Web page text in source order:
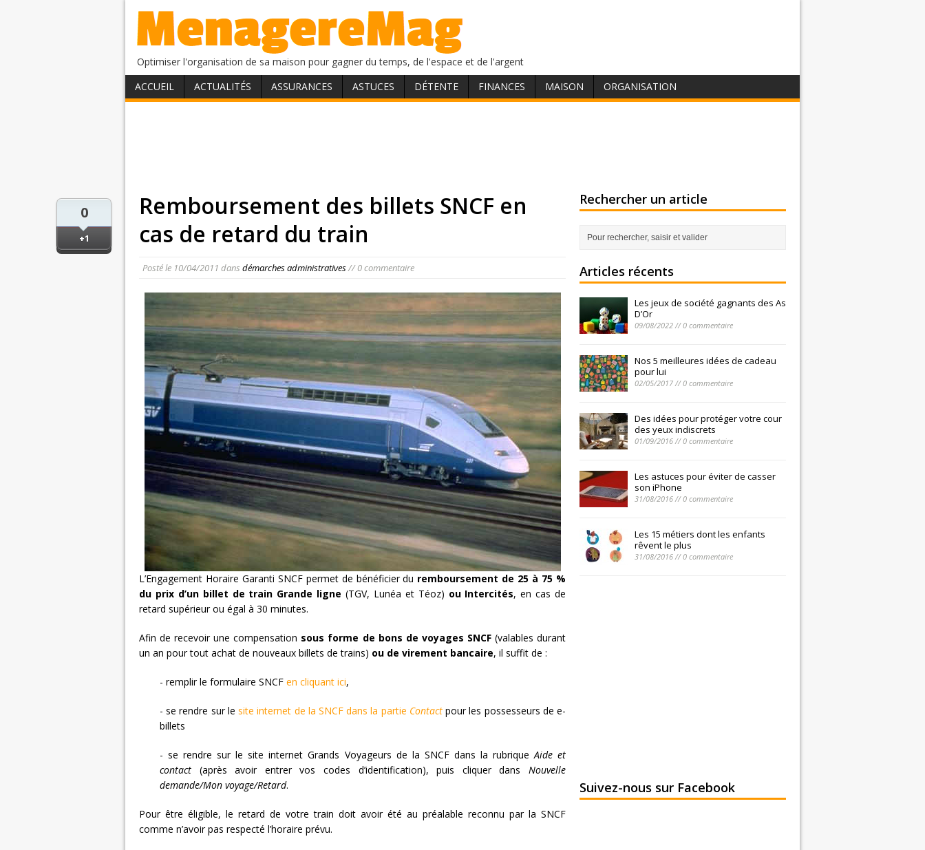
Optimiser l'organisation de sa maison pour gagner du temps, de l'espace et de l'argent
ACCUEIL
ACTUALITÉS ASSURANCES ASTUCES DÉTENTE FINANCES MAISON ORGANISATION
0
+1
Remboursement des billets SNCF en
cas de retard du train
Posté le 10/04/2011 dans démarches administratives// 0 commentaire
L’Engagement Horaire Garanti SNCF permet de bénéficier du remboursement de 25 à 75 %
du prix d’un billet de train Grande ligne (TGV, Lunéa et Téoz) ou Intercités, en cas de
retard supérieur ou égal à 30 minutes.
Afin de recevoir une compensation sous forme de bons de voyages SNCF(valables durant
un an pour tout achat de nouveaux billets de trains) ou de virement bancaire, il suffit de :
- remplir le formulaire SNCF en cliquant ici,
- se rendre sur lesite internet de la SNCF dans la partie Contact pour les possesseurs de e-
billets
- se rendre sur le site internet Grands Voyageurs de la SNCF dans la rubrique Aide et
contact (après avoir entrer vos codes d’identification), puis cliquer dans Nouvelle
demande/Mon voyage/Retard.
Pour être éligible, le retard de votre train doit avoir été au préalable reconnu par la SNCF
comme n’avoir pas respecté l’horaire prévu.
Rechercher un article
Articles récents
Les jeux de société gagnants des As
D’Or
09/08/2022 // 0 commentaire
Nos 5 meilleures idées de cadeau
pour lui
02/05/2017 // 0 commentaire
Des idées pour protéger votre cour
des yeux indiscrets
01/09/2016 // 0 commentaire
Les astuces pour éviter de casser
son iPhone
31/08/2016 // 0 commentaire
Les 15 métiers dont les enfants
rêvent le plus
31/08/2016 // 0 commentaire
Suivez-nous sur Facebook